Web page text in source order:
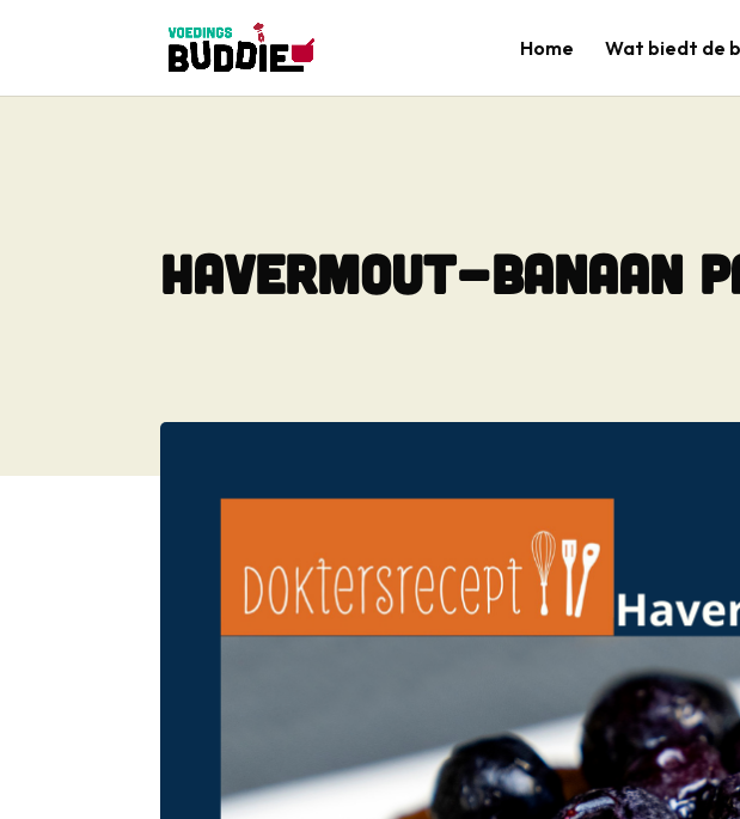
Home Wat biedt de
Havermout-banaan